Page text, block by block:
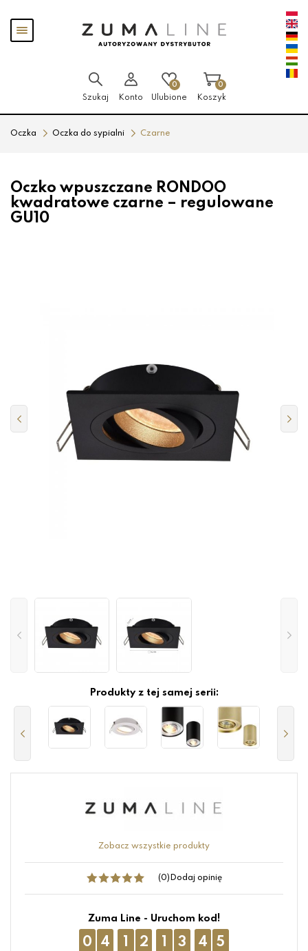
Pokaż
menu
Szukaj Konto
0
Ulubione
0
Koszyk
Oczka Oczka do sypialni Czarne
Oczko wpuszczane RONDOO
kwadratowe czarne – regulowane
GU10
Produkty z tej samej serii:
Zobacz wszystkie produkty
(0) Dodaj opinię
Zuma Line - Uruchom kod!
0 4 1 2 1 3 4 5